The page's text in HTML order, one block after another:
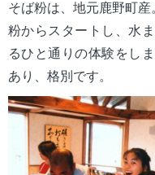
language English
mail_outline お問い合わせ
そば粉は、地元鹿野町産
粉からスタートし、水
るひと通りの体験をし
あり、格別です。